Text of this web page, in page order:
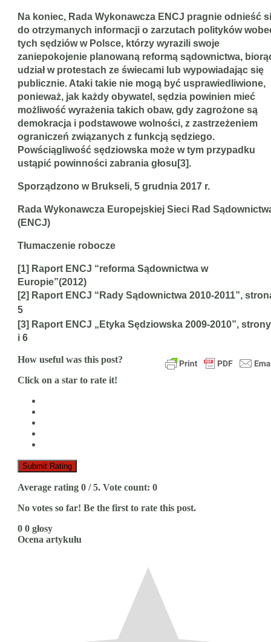
Na koniec, Rada Wykonawcza ENCJ pragnie odnieść
do otrzymanych informacji o zarzutach polityków
tych sędziów w Polsce, którzy wyrazili swoje
zaniepokojenie planowaną reformą sądownictwa,
udział w protestach ze świecami lub wypowiadając się
publicznie. Ataki takie nie mogą być usprawiedliwione,
ponieważ, jak każdy obywatel, sędzia powinien mieć
możliwość wyrażenia takich obaw, gdy zagrożone są
demokracja i podstawowe wolności, z zastrzeżeniem
ograniczeń związanych z funkcją sędziego.
Powściągliwość sędziowska może w tym przypadku
ustąpić powinności zabrania głosu[3].
Sporządzono w Brukseli, 5 grudnia 2017 r.
Rada Wykonawcza Europejskiej Sieci Rad
(ENCJ)
Tłumaczenie robocze
[1] Raport ENCJ “reforma Sądownictwa w
Europie”(2012)
[2] Raport ENCJ “Rady Sądownictwa 2010-2011”,
5
[3] Raport ENCJ „Etyka Sędziowska 2009-2010”,
i 6
How useful was this post?
Click on a star to rate it!
Submit Rating
Average rating 0 / 5. Vote count: 0
No votes so far! Be the first to rate this post.
0 0 głosy
Ocena artykułu